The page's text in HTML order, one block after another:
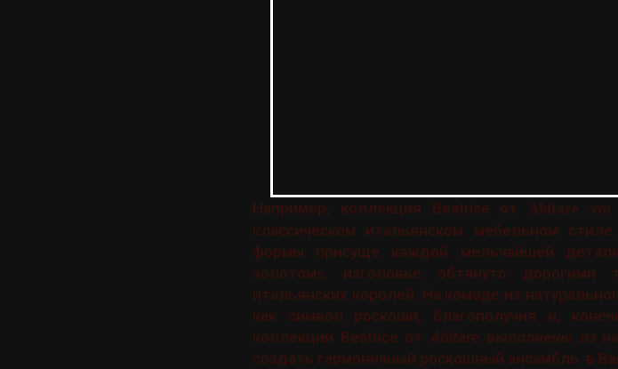
Например, коллекция Beatrice от Abitare это
классическом итальянском мебельном
формы присуще каждой мельчайшей
золотом», изголовье обтянуто дорогими
итальянских королей. На комоде из
как символ роскоши, благополучия и,
коллекции Beatrice от Abitare выполнены из
создать гармоничный роскошный ансамбль в